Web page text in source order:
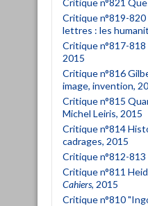
Critique n°819-
lettres : les
Critique n°817-818
2015
Critique n°816
image, invention,
Critique n°815
Michel Leiris, 2015
Critique n°814
cadrages, 2015
Critique n°812-
Critique n°811
Cahiers, 2015
Critique n°810